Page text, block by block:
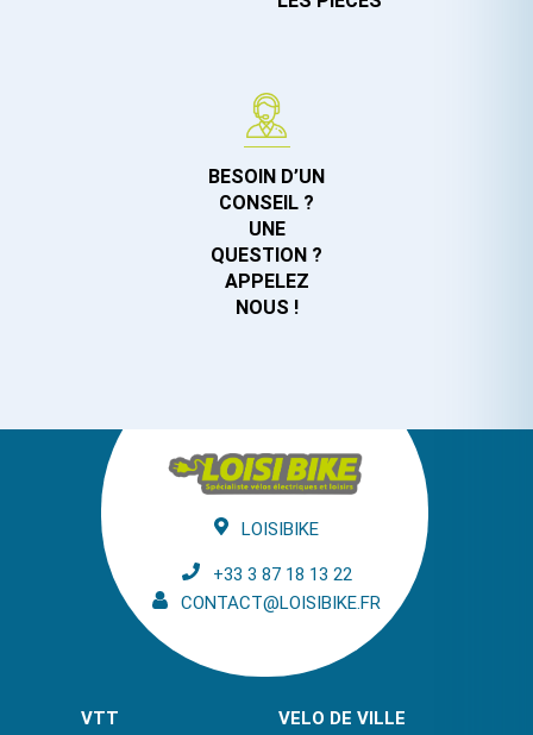
BESOIN D’UN
CONSEIL ?
UNE
QUESTION ?
APPELEZ
NOUS !
LOISIBIKE
+33 3 87 18 13 22
CONTACT@LOISIBIKE.FR
VTT VELO DE VILLE